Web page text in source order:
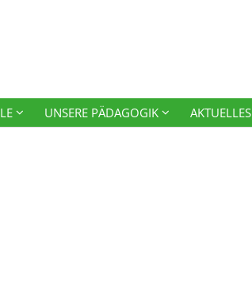
UNSERE PÄDAGOGIK AKTUELLES